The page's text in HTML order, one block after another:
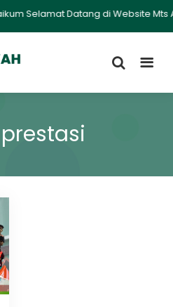
Selamat Datang di Website Mts